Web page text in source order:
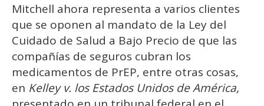
Mitchell ahora representa a varios clientes
que se oponen al mandato de la Ley del
Cuidado de Salud a Bajo Precio de que las
compañías de seguros cubran los
medicamentos de PrEP, entre otras cosas,
en Kelley v. los Estados Unidos de América,